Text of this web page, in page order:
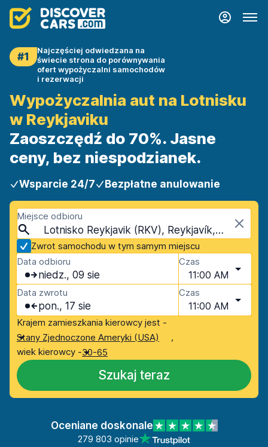
#1
Najczęściej odwiedzana na
świecie strona do porównywania
ofert wypożyczalni samochodów
i rezerwacji
Wypożyczalnia aut na Lotnisku
w Reykjaviku
Zaoszczędź do 70%. Jasne
ceny, bez niespodzianek.
Wsparcie 24/7 Bezpłatne anulowanie
Miejsce odbioru
Lotnisko Reykjavik (RKV), Reykjavík, Islandia
Zwrot samochodu w tym samym miejscu
Data odbioru
niedz., 09 sie
Czas
11:00 AM
Data zwrotu
pon., 17 sie
Czas
11:00 AM
Krajem zamieszkania kierowcy jest -
Stany Zjednoczone Ameryki (USA)
,
wiek kierowcy -30-65
Szukaj teraz
Oceniane doskonale
279 803 opinie